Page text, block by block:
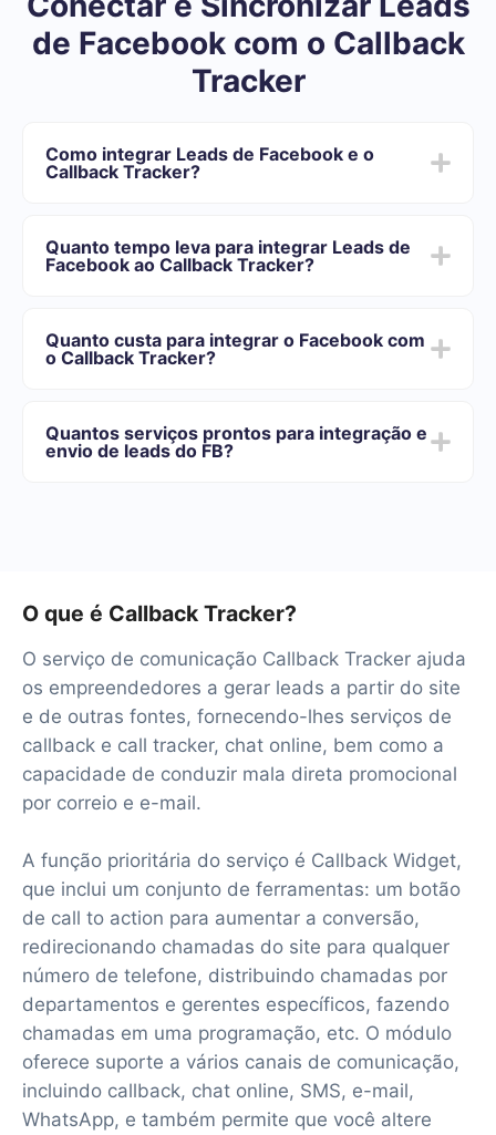
de Facebook com o Callback
Tracker
Como integrar Leads de Facebook e o
Callback Tracker?
Escolha quais dados transferir do Facebook para o
Callback Tracker
do Facebook para o Callback Tracker
Quanto tempo leva para integrar Leads de
Facebook ao Callback Tracker?
de 5 a 30 minutos. Em média, a configuração leva de
10 a 15 minutos.
Quanto custa para integrar o Facebook com
o Callback Tracker?
conjunto de recursos que melhor se adapta às suas
necessidades. Além disso, você tem a oportunidade de
Quantos serviços prontos para integração e
envio de leads do FB?
O que é Callback Tracker?
O serviço de comunicação Callback Tracker ajuda
os empreendedores a gerar leads a partir do site
e de outras fontes, fornecendo-lhes serviços de
callback e call tracker, chat online, bem como a
capacidade de conduzir mala direta promocional
por correio e e-mail.
A função prioritária do serviço é Callback Widget,
que inclui um conjunto de ferramentas: um botão
de call to action para aumentar a conversão,
redirecionando chamadas do site para qualquer
número de telefone, distribuindo chamadas por
departamentos e gerentes específicos, fazendo
chamadas em uma programação, etc. O módulo
oferece suporte a vários canais de comunicação,
incluindo callback, chat online, SMS, e-mail,
WhatsApp, e também permite que você altere